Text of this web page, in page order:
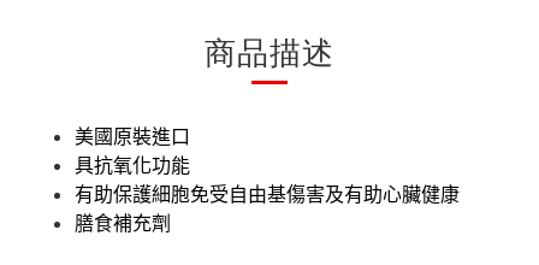
商品描述
美國原裝進口
具抗氧化功能
有助保護細胞免受自由基傷害及有助心臟健康
膳食補充劑